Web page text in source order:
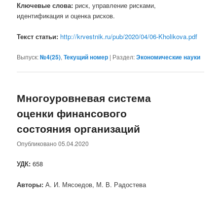
Ключевые слова: риск, управление рисками,
идентификация и оценка рисков.
Текст статьи: http://krvestnik.ru/pub/2020/04/06-Kholikova.pdf
Выпуск:№4(25),Текущий номер | Раздел:Экономические науки
Многоуровневая система
оценки финансового
состояния организаций
Опубликовано05.04.2020
УДК: 658
Авторы: А. И. Мясоедов, М. В. Радостева